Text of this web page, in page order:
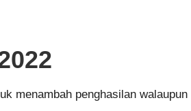
menambah penghasilan